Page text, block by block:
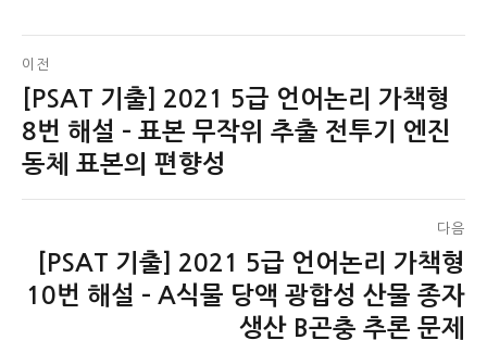
글
탐
색
이전
이
전
글:
[PSAT 기출] 2021 5급 언어논리 가책형
8번 해설 – 표본 무작위 추출 전투기 엔진
동체 표본의 편향성
다음
음
[PSAT 기출] 2021 5급 언어논리 가책형
10번 해설 – A식물 당액 광합성 산물 종자
생산 B곤충 추론 문제